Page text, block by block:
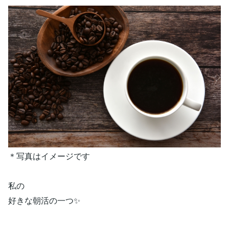
＊写真はイメージです
私の
好きな朝活の一つ✨